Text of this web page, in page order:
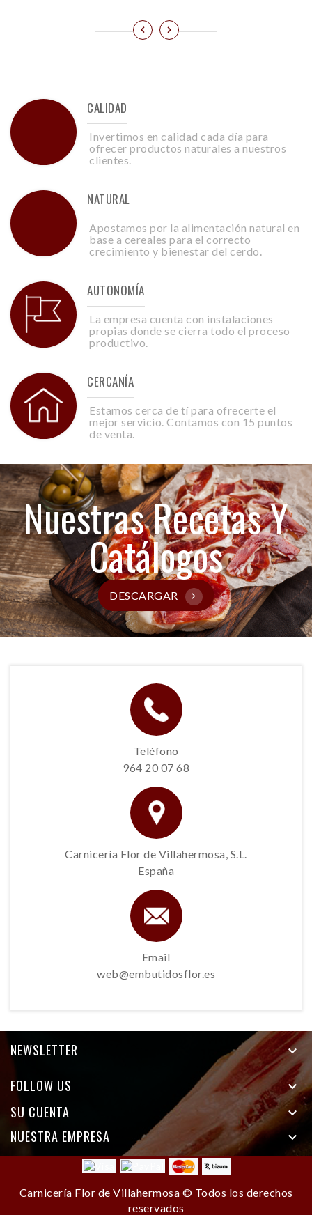
CALIDAD
Invertimos en calidad cada día para
ofrecer productos naturales a nuestros
clientes.
NATURAL
Apostamos por la alimentación natural en
base a cereales para el correcto
crecimiento y bienestar del cerdo.
AUTONOMÍA
La empresa cuenta con instalaciones
propias donde se cierra todo el proceso
productivo.
CERCANÍA
Estamos cerca de tí para ofrecerte el
mejor servicio. Contamos con 15 puntos
de venta.
Nuestras Recetas Y
Catálogos
DESCARGAR
Teléfono
964 20 07 68
Carnicería Flor de Villahermosa, S.L.
España
Email
web@embutidosflor.es
NEWSLETTER 
FOLLOW US 
SU CUENTA 
NUESTRA EMPRESA 
Carnicería Flor de Villahermosa © Todos los derechos
reservados